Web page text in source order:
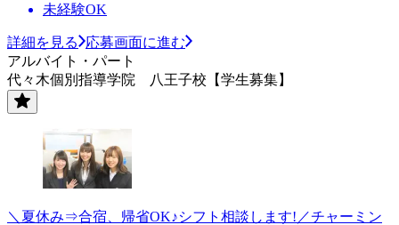
未経験OK
詳細を見る
応募画面に進む
アルバイト・パート
代々木個別指導学院 八王子校【学生募集】
＼夏休み⇒合宿、帰省OK♪シフト相談します!／チャーミン